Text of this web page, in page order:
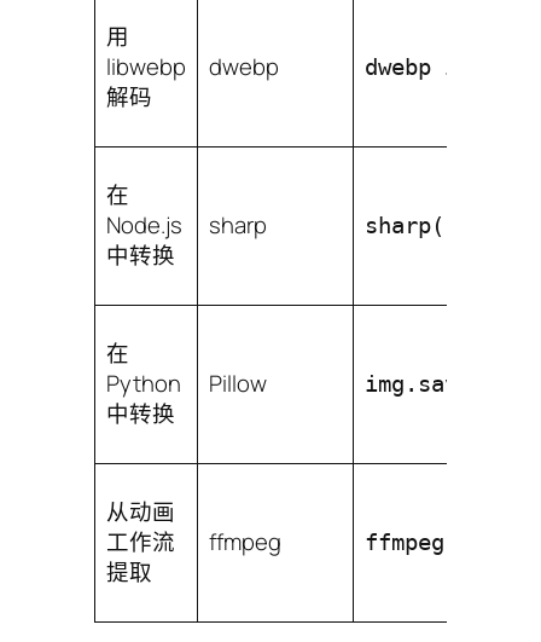
用
libwebp
解码
dwebp dwebp
在
Node.js
中转换
sharp
在
Python
中转换
Pillow
从动画
工作流
提取
ffmpeg ffmpeg -i